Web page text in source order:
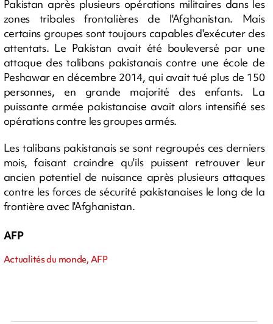
Pakistan après plusieurs opérations militaires dans les
zones tribales frontalières de l'Afghanistan. Mais
certains groupes sont toujours capables d'exécuter des
attentats. Le Pakistan avait été bouleversé par une
attaque des talibans pakistanais contre une école de
Peshawar en décembre 2014, qui avait tué plus de 150
personnes, en grande majorité des enfants. La
puissante armée pakistanaise avait alors intensifié ses
opérations contre les groupes armés.
Les talibans pakistanais se sont regroupés ces derniers
mois, faisant craindre qu'ils puissent retrouver leur
ancien potentiel de nuisance après plusieurs attaques
contre les forces de sécurité pakistanaises le long de la
frontière avec l'Afghanistan.
AFP
Actualités du monde, AFP